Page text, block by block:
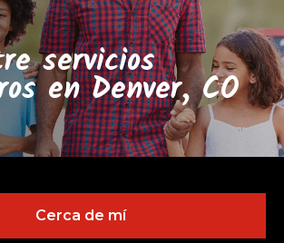
servicios
en Denver, CO
Cerca de mí